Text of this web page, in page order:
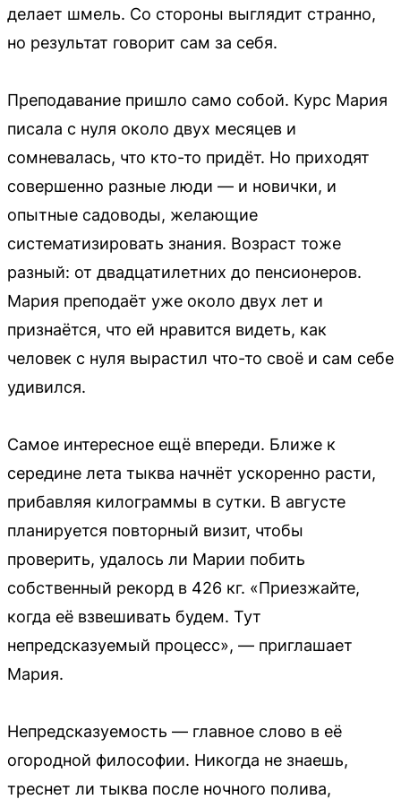
делает шмель. Со стороны выглядит странно,
но результат говорит сам за себя.
Преподавание пришло само собой. Курс Мария
писала с нуля около двух месяцев и
сомневалась, что кто-то придёт. Но приходят
совершенно разные люди — и новички, и
опытные садоводы, желающие
систематизировать знания. Возраст тоже
разный: от двадцатилетних до пенсионеров.
Мария преподаёт уже около двух лет и
признаётся, что ей нравится видеть, как
человек с нуля вырастил что-то своё и сам себе
удивился.
Самое интересное ещё впереди. Ближе к
середине лета тыква начнёт ускоренно расти,
прибавляя килограммы в сутки. В августе
планируется повторный визит, чтобы
проверить, удалось ли Марии побить
собственный рекорд в 426 кг. «Приезжайте,
когда её взвешивать будем. Тут
непредсказуемый процесс», — приглашает
Мария.
Непредсказуемость — главное слово в её
огородной философии. Никогда не знаешь,
треснет ли тыква после ночного полива,